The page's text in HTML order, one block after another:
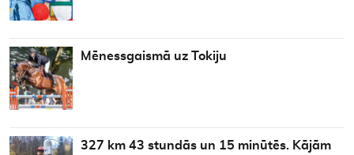
Mēnessgaismā uz Tokiju
327 km 43 stundās un 15 minūtēs. Kājām